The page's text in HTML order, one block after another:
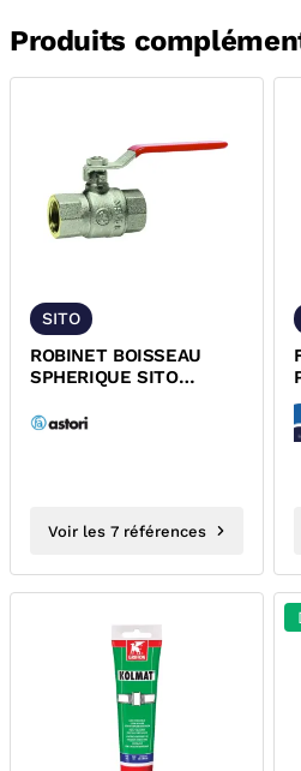
Produits
SITO
ROBINET BOISSEAU
SPHERIQUE SITO
ASTORI
Voir les 7 références